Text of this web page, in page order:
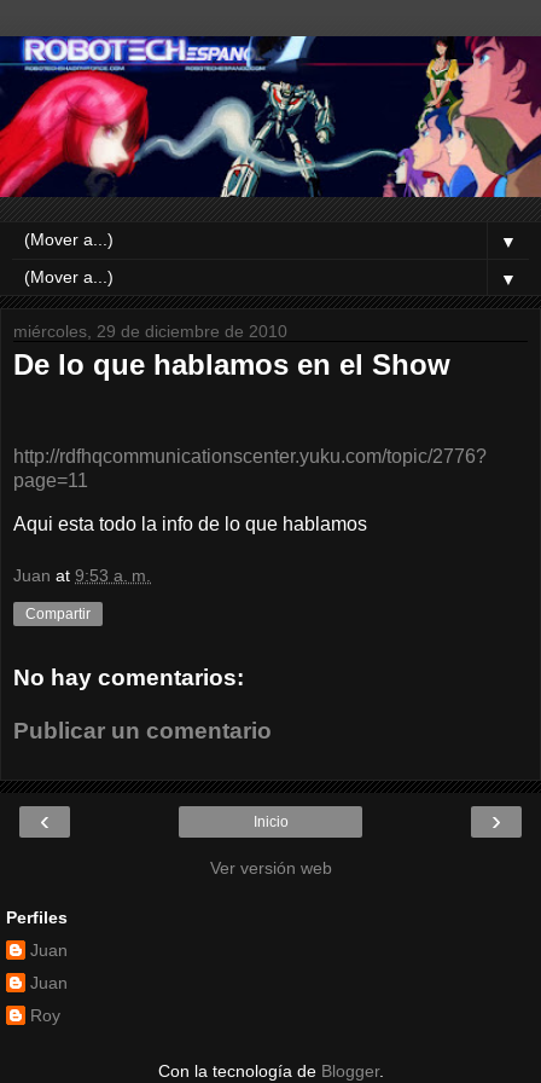
▼
▼
miércoles, 29 de diciembre de 2010
De lo que hablamos en el Show
http://rdfhqcommunicationscenter.yuku.com/topic/2776?
page=11
Aqui esta todo la info de lo que hablamos
Juan at 9:53 a. m.
Compartir
No hay comentarios:
Publicar un comentario
‹ ›
Inicio
Ver versión web
Perfiles
Juan
Juan
Roy
Con la tecnología de Blogger.